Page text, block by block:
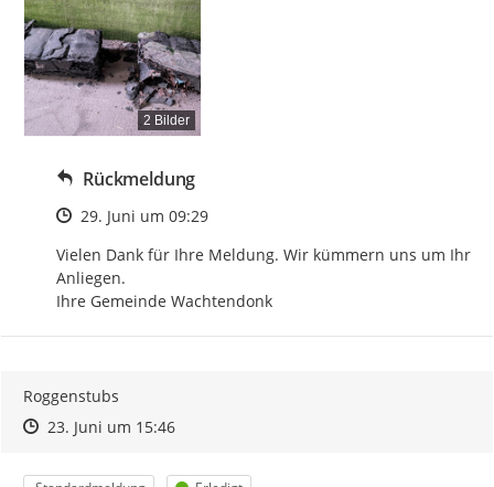
2 Bilder
Rückmeldung
Zeitpunkt des Erstellens
29. Juni um 09:29
Vielen Dank für Ihre Meldung. Wir kümmern uns um Ihr
Anliegen.
Ihre Gemeinde Wachtendonk
Roggenstubs
Zeitpunkt des Erstellens
Zeitpunkt des Erstellens
23. Juni um 15:46Zur Äußerung